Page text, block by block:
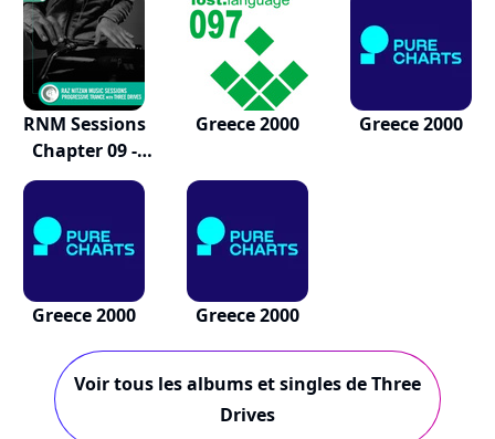
RNM Sessions
Chapter 09 -
Pro...
Greece 2000 Greece 2000
Greece 2000 Greece 2000
Voir tous les albums et singles de Three
Drives